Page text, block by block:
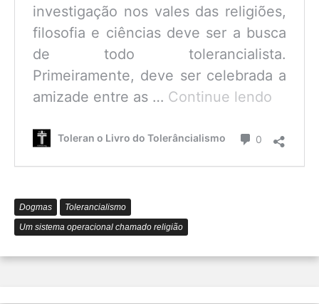
investigação nos vales das religiões,
filosofia e ciências deve ser a busca
de todo tolerancialista.
Primeiramente, deve ser celebrada a
amizade entre as … Continue lendo
é
Toleran o Livro do Tolerâncialismo 0 Comentário
Dogmas
Tolerancialismo
Um sistema operacional chamado religião